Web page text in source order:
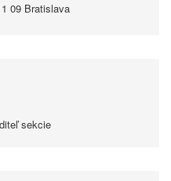
09 Bratislava
sekcie